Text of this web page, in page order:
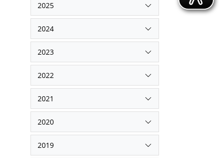
2025
2024
2023
2022
2021
2020
2019